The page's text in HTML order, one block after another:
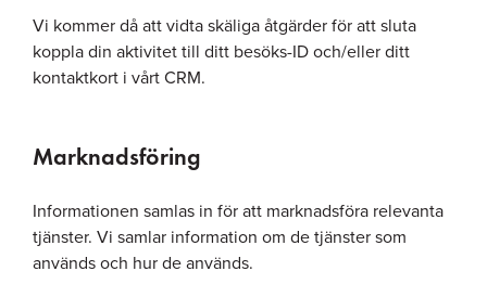
Vi kommer då att vidta skäliga åtgärder för att sluta
koppla din aktivitet till ditt besöks-ID och/eller ditt
kontaktkort i vårt CRM.
Marknadsföring
Informationen samlas in för att marknadsföra relevanta
tjänster. Vi samlar information om de tjänster som
används och hur de används.